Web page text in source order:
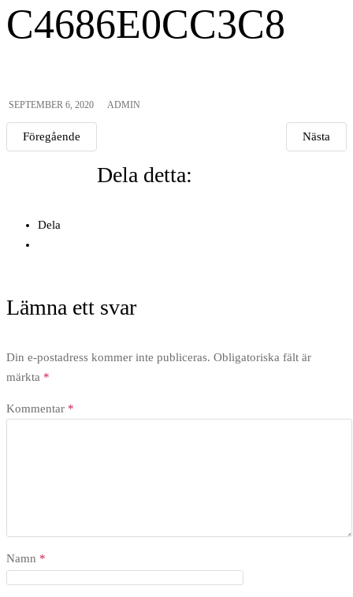
C4686E0CC3C8
SEPTEMBER 6, 2020 ADMIN
Föregående Nästa
Dela detta:
Dela
Lämna ett svar
Din e-postadress kommer inte publiceras. Obligatoriska fält är
märkta *
Kommentar *
Namn *